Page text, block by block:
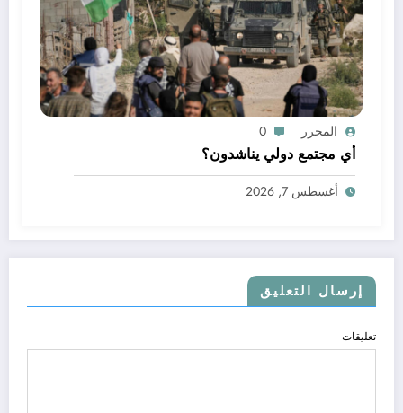
المحرر 0
أي مجتمع دولي يناشدون؟
أغسطس 7, 2026
إرسال التعليق
تعليقات